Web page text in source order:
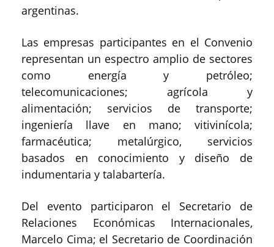
argentinas.
Las empresas participantes en el Convenio
representan un espectro amplio de sectores
como energía y petróleo;
telecomunicaciones; agrícola y
alimentación; servicios de transporte;
ingeniería llave en mano; vitivinícola;
farmacéutica; metalúrgico, servicios
basados en conocimiento y diseño de
indumentaria y talabartería.
Del evento participaron el Secretario de
Relaciones Económicas Internacionales,
Marcelo Cima; el Secretario de Coordinación